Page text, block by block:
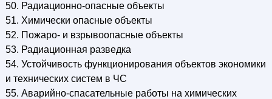
50. Радиационно-опасные объекты
51. Химически опасные объекты
52. Пожаро- и взрывоопасные объекты
53. Радиационная разведка
54. Устойчивость функционирования объектов экономики
и технических систем в ЧС
55. Аварийно-спасательные работы на химических